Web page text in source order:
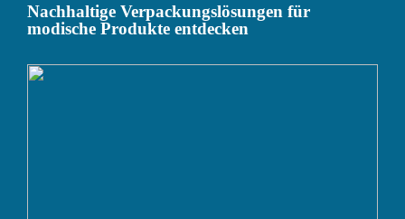
Nachhaltige Verpackungslösungen für
modische Produkte entdecken